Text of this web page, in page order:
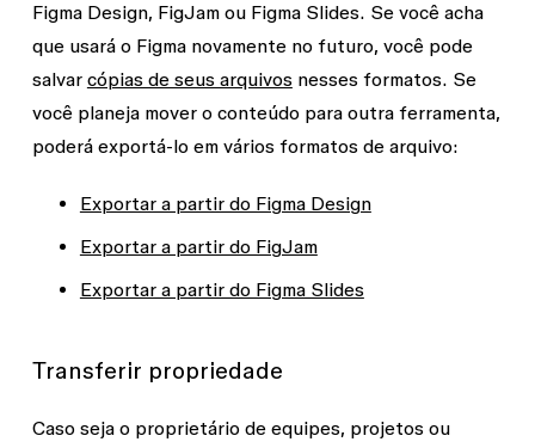
Figma Design, FigJam ou Figma Slides. Se você acha
que usará o Figma novamente no futuro, você pode
salvar cópias de seus arquivosnesses formatos. Se
você planeja mover o conteúdo para outra ferramenta,
poderá exportá-lo em vários formatos de arquivo:
Exportar a partir do Figma Design
Exportar a partir do FigJam
Exportar a partir do Figma Slides
Transferir propriedade
Caso seja o proprietário de equipes, projetos ou